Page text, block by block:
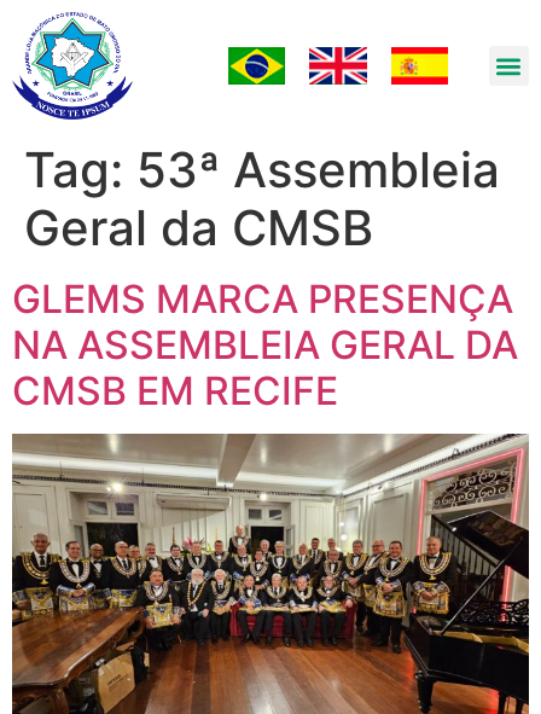
Tag: 53ª Assembleia
Geral da CMSB
GLEMS MARCA PRESENÇA
NA ASSEMBLEIA GERAL DA
CMSB EM RECIFE